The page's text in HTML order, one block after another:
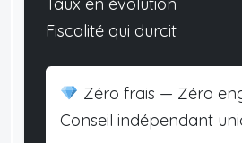
Fiscalité qui durcit
Zéro frais — Zéro
Conseil indépendant